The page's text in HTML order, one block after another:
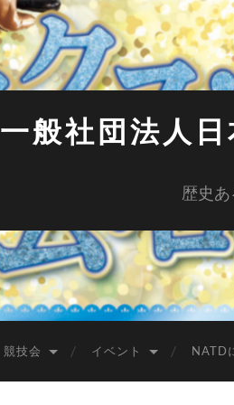
一般社団法人
歴史
競技会 イベント NATD